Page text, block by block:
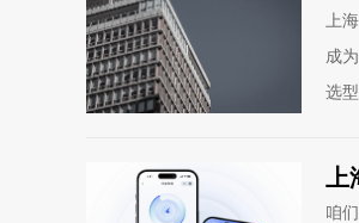
上
成
选
上
咱